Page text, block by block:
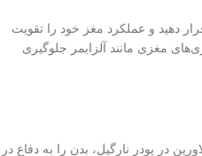
دهید و عملکرد مغز خود را تقویت
مغزی مانند آلزایمر جلوگیری
در پودر نارگیل، بدن را به دفاع در